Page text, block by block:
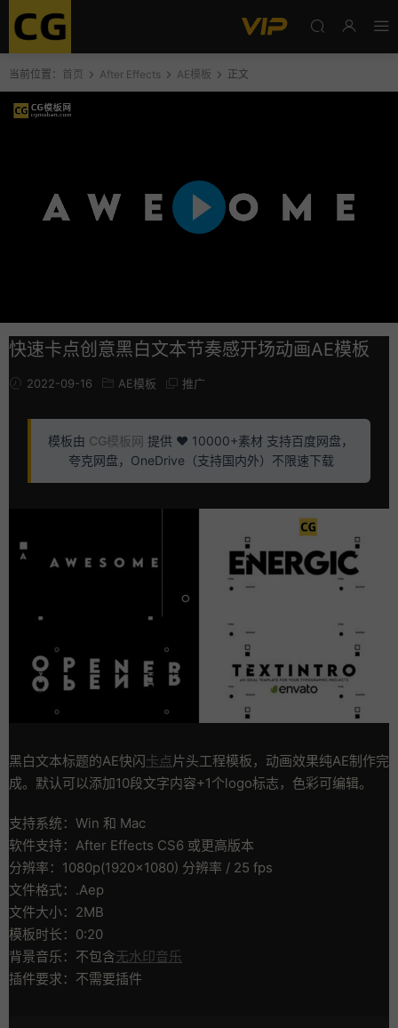
当前位置： 首页 After Effects AE模板 正文
快速卡点创意黑白文本节奏感开场动画AE模板
2022-09-16 AE模板 推广
模板由 CG模板网 提供 ❤️ 10000+素材 支持百度网盘，
夸克网盘，OneDrive（支持国内外）不限速下载
黑白文本标题的AE快闪卡点片头工程模板，动画效果纯AE制作完
成。默认可以添加10段文字内容+1个logo标志，色彩可编辑。
支持系统：Win 和 Mac
软件支持：After Effects CS6 或更高版本
分辨率：1080p(1920×1080) 分辨率 / 25 fps
文件格式：.Aep
文件大小：2MB
模板时长：0:20
背景音乐：不包含无水印音乐
插件要求：不需要插件